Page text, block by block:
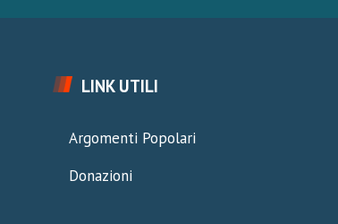
LINK UTILI
Argomenti Popolari
Donazioni